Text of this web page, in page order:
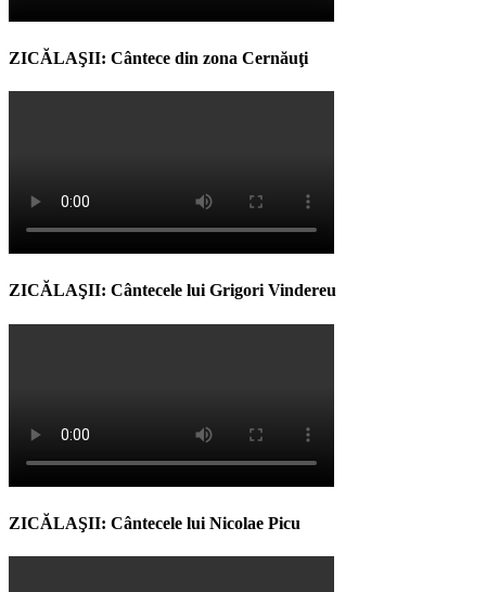
ZICĂLAŞII: Cântece din zona Cernăuţi
ZICĂLAŞII: Cântecele lui Grigori Vindereu
ZICĂLAŞII: Cântecele lui Nicolae Picu